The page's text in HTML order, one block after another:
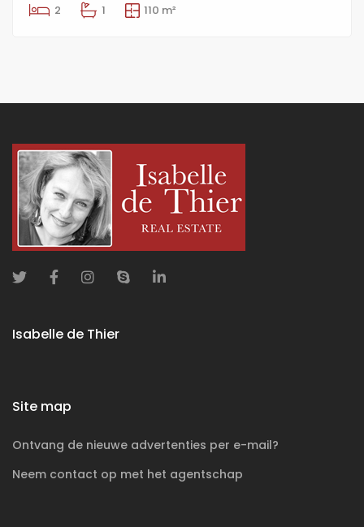
2 1 110 m²
Isabelle de Thier
Site map
Ontvang de nieuwe advertenties per e-mail?
Neem contact op met het agentschap